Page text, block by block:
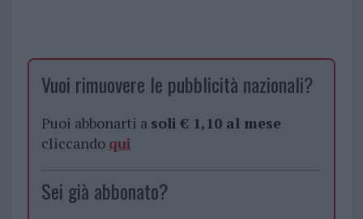
Vuoi rimuovere le pubblicità nazionali?
Puoi abbonarti a soli € 1,10 al mese
cliccando qui
Sei già abbonato?